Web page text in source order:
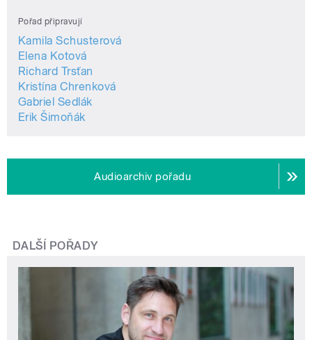
Pořad připravují
Kamila Schusterová
Elena Kotová
Richard Trsťan
Kristína Chrenková
Gabriel Sedlák
Erik Šimoňák
Audioarchiv pořadu
DALŠÍ POŘADY